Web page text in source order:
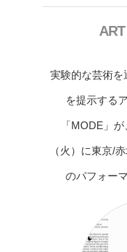
実験的な芸術を
を提示する
「MODE」
（火）に東京/
のパフォー